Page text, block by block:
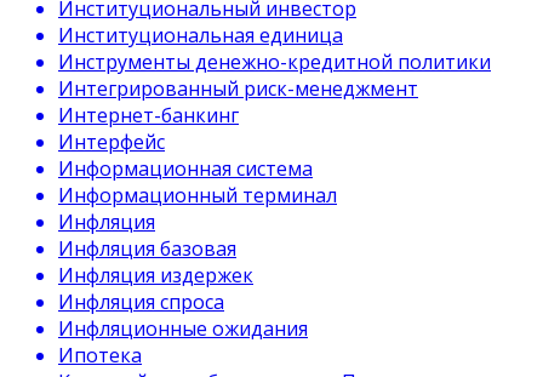
Институциональный инвестор
Институциональная единица
Инструменты денежно-кредитной политики
Интегрированный риск-менеджмент
Интернет-банкинг
Интерфейс
Информационная система
Информационный терминал
Инфляция
Инфляция базовая
Инфляция издержек
Инфляция спроса
Инфляционные ожидания
Ипотека